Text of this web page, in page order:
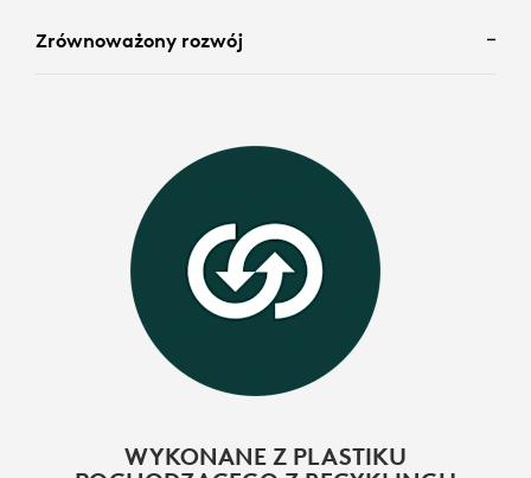
Zrównoważony rozwój
WYKONANE Z PLASTIKU